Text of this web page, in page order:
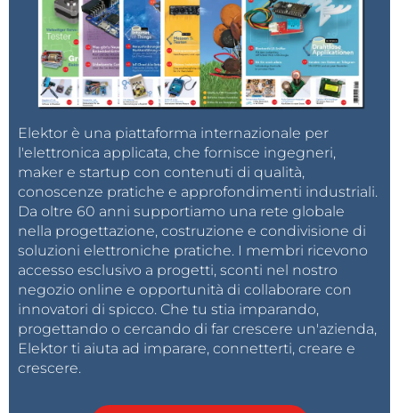
Elektor è una piattaforma internazionale per
l'elettronica applicata, che fornisce ingegneri,
maker e startup con contenuti di qualità,
conoscenze pratiche e approfondimenti industriali.
Da oltre 60 anni supportiamo una rete globale
nella progettazione, costruzione e condivisione di
soluzioni elettroniche pratiche. I membri ricevono
accesso esclusivo a progetti, sconti nel nostro
negozio online e opportunità di collaborare con
innovatori di spicco. Che tu stia imparando,
progettando o cercando di far crescere un'azienda,
Elektor ti aiuta ad imparare, connetterti, creare e
crescere.